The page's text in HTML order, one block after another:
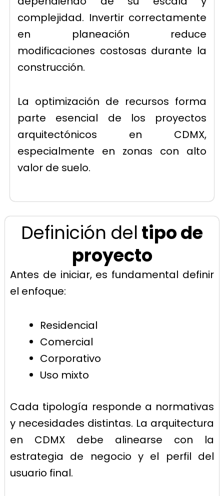
complejidad. Invertir correctamente
en planeación reduce
modificaciones costosas durante la
construcción.
La optimización de recursos forma
parte esencial de los proyectos
arquitectónicos en CDMX,
especialmente en zonas con alto
valor de suelo.
Definición del tipo de
proyecto
Antes de iniciar, es fundamental definir
el enfoque:
Residencial
Comercial
Corporativo
Uso mixto
Cada tipología responde a normativas
y necesidades distintas. La arquitectura
en CDMX debe alinearse con la
estrategia de negocio y el perfil del
usuario final.